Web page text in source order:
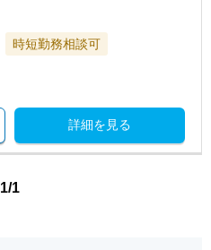
時短勤務相談可
詳細を見る
1/1